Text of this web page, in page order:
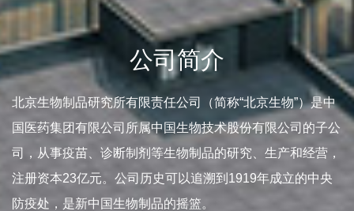
公司简介
北京生物制品研究所有限责任公司（简称“北京生物”）是中
国医药集团有限公司所属中国生物技术股份有限公司的子公
司，从事疫苗、诊断制剂等生物制品的研究、生产和经营，
注册资本23亿元。公司历史可以追溯到1919年成立的中央
防疫处，是新中国生物制品的摇篮。